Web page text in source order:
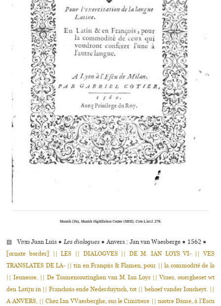
Munich (De), Munich DigitiZation Center (MDZ). Cote L.lat.f. 278.
▨Vives Juan Luis ● Les dialogues ● Anvers : Jan van Waesberge ● 1562 ●
[ornate border] || LES || DIALOGVES || DE M. IAN LOYS VI- || VES
TRANSLATES DE LA- || tin en François & Flamen, pour || la commodité de la
|| Ieunesse. || De Tsamencoutinghen van M. Ian Loys || Viues, ouergheset wt
den Latijn in || Franchois ende Nederduytsch, tot || behoef vander Ioncheyt. ||
A ANVERS, || Chez Ian VVaesberghe, sus le Cimitiere || nostre Dame, à l’Escu